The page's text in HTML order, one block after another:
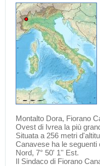
Montalto Dora, Fiorano
Ovest di Ivrea la più
Situata a 256 metri
Canavese ha le seguenti
Nord, 7° 50' 1'' Est.
Il Sindaco di Fiorano